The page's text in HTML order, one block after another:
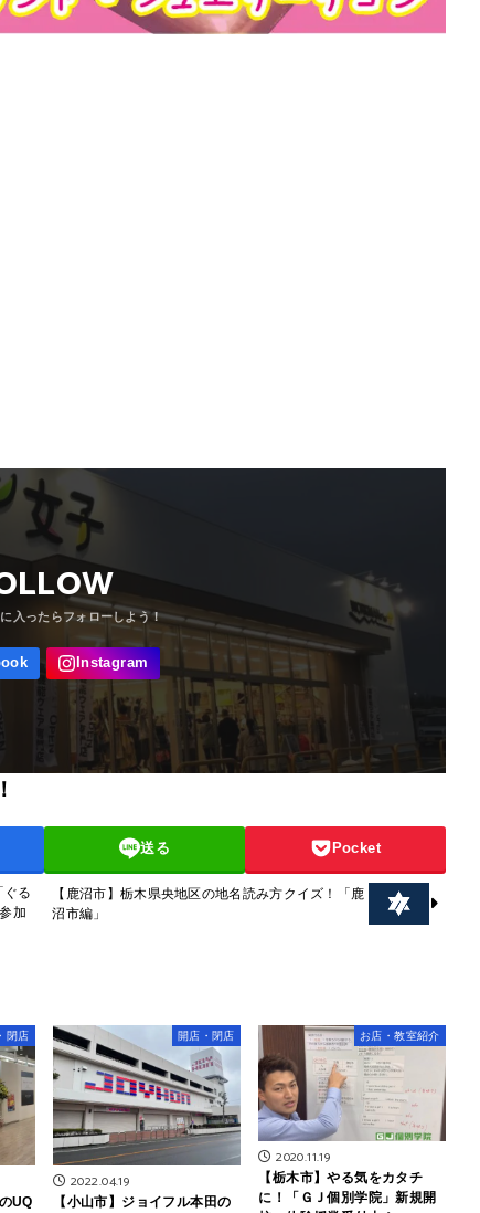
送る Pocket
ぐる
加
【鹿沼市】栃木県央地区の地名読み方クイズ！「鹿
沼市編」
閉店
UQ
開店・閉店
2022.04.19
【小山市】ジョイフル本田の
お店・教室紹介
2020.11.19
【栃木市】やる気をカタチ
に！「ＧＪ個別学院」新規開